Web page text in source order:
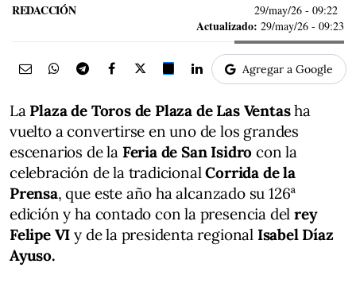
REDACCIÓN 29/may/26 - 09:22
Actualizado: 29/may/26 - 09:23
Agregar a Google
La Plaza de Toros de Plaza de Las Ventasha
vuelto a convertirse en uno de los grandes
escenarios de la Feria de San Isidro con la
celebración de la tradicionalCorrida de la
Prensa, que este año ha alcanzado su 126ª
edición y ha contado con la presencia delrey
Felipe VIy de la presidenta regional Isabel Díaz
Ayuso.